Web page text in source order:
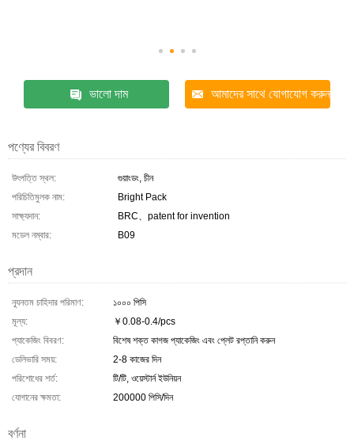
ভালো দাম আমাদের সাথে যোগাযোগ করুন
পণ্যের বিবরণ
উৎপত্তি স্থল:
গুয়াংডং, চীন
পরিচিতিমুলক নাম:
Bright Pack
সাক্ষ্যদান:
BRC、patent for invention
মডেল নম্বার:
B09
প্রদান
ন্যূনতম চাহিদার পরিমাণ:
১০০০ পিসি
মূল্য:
￥0.08-0.4/pcs
প্যাকেজিং বিবরণ:
বিশেষ শক্ত কাগজ প্যাকেজিং এবং প্লেট রপ্তানি করুন
ডেলিভারি সময়:
2-8 কাজের দিন
পরিশোধের শর্ত:
টি/টি, ওয়েস্টার্ন ইউনিয়ন
যোগানের ক্ষমতা:
200000 পিসি/দিন
বর্ণনা